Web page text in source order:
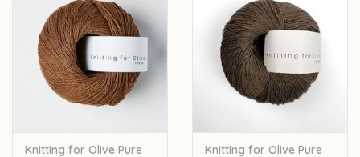
Knitting for Olive Pure
Knitting for Olive Pure